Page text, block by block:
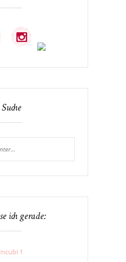
Suche
ich gerade: